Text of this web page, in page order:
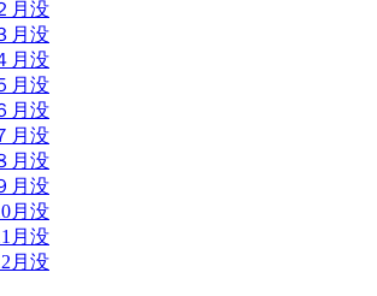
月没
月没
月没
月没
月没
月没
月没
月没
月没
月没
月没